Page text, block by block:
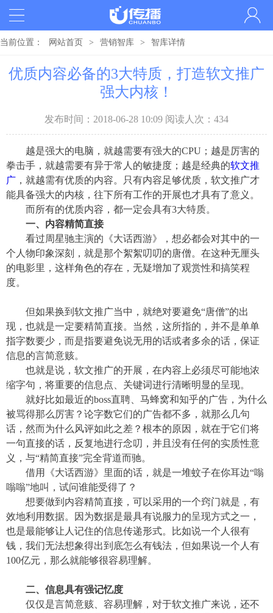
当前位置： 网站首页 > 营销智库 > 智库详情
优质内容必备的3大特质，打造软文推广
强大内核！
发布时间：2018-06-28 10:09 阅读人次：434
越是强大的电脑，就越需要有强大的CPU；越是厉害的
拳击手，就越需要有异于常人的敏捷度；越是经典的软文推
广 ，就越需有优质的内容。只有内容足够优质，软文推广才
能具备强大的内核，往下所有工作的开展也才具有了意义。
而所有的优质内容，都一定会具有3大特质。
一、内容精简直接
看过周星驰主演的《大话西游》，想必都会对其中的一
个人物印象深刻，就是那个絮絮叨叨的唐僧。在这种无厘头
的电影里，这样角色的存在，无疑增加了观赏性和搞笑程
度。
但如果换到软文推广当中，就绝对要避免“唐僧”的出
现，也就是一定要精简直接。当然，这所指的，并不是单单
指字数要少，而是指要避免说无用的话或者多余的话，保证
信息的言简意赅。
也就是说， 软文推广的开展，在内容上必须尽可能地浓
缩字句 ，将重要的信息点、关键词进行清晰明显的呈现。
就好比如最近的boss直聘、马蜂窝和知乎的广告，为什么
被骂得那么厉害？论字数它们的广告都不多，就那么几句
话，然而为什么风评如此之差？根本的原因，就在于它们将
一句直接的话，反复地进行念叨，并且没有任何的实质性意
义，与“精简直接”完全背道而驰。
借用《大话西游》里面的话，就是一堆蚊子在你耳边“嗡
嗡嗡”地叫，试问谁能受得了？
想要做到内容精简直接，可以采用的一个窍门就是，有
效地利用数据。因为数据是最具有说服力的呈现方式之一，
也是最能够让人记住的信息传递形式。比如说一个人很有
钱，我们无法想象得出到底怎么有钱法，但如果说一个人有
100亿元，那么就能够很容易理解。
二、 信息具有强记忆度
仅仅是言简意赅、容易理解，对于软文推广来说，还不